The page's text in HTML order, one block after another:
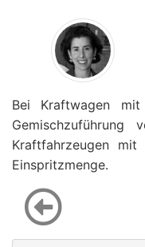
Bei Kraftwagen mit
Gemischzuführung
Kraftfahrzeugen mit
Einspritzmenge.